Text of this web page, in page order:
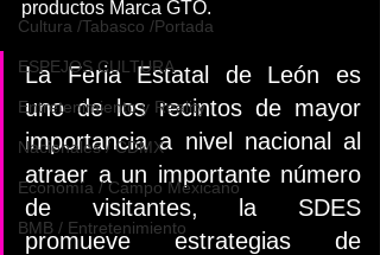
Cultura /Tabasco /Portada
ESPEJOS CULTURA
Entretenimiento y Reality
Nacionales / CDMX
Economía / Campo Mexicano
BMB / Entretenimiento
productos Marca GTO.
La Feria Estatal de León es
uno de los recintos de mayor
importancia a nivel nacional al
atraer a un importante número
de visitantes, la SDES
promueve estrategias de